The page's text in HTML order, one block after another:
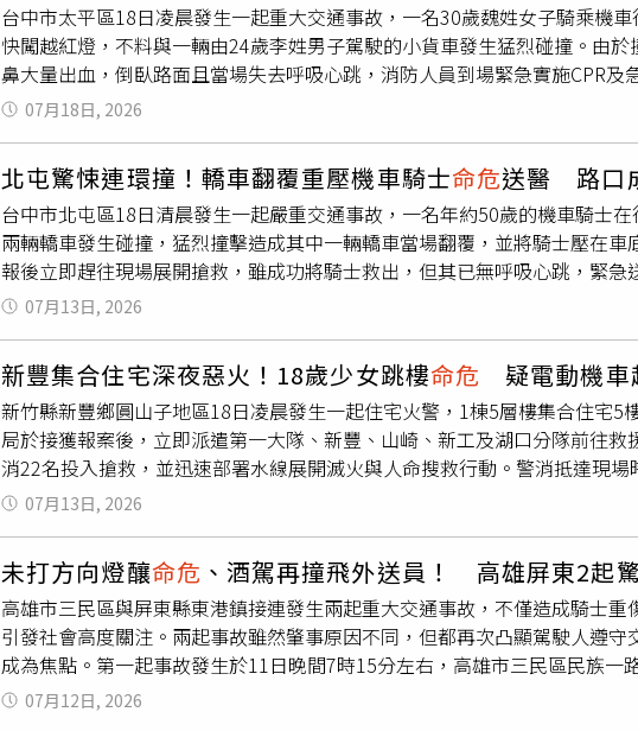
台中市太平區18日凌晨發生一起重大交通事故，一名30歲魏姓女子騎乘機
快闖越紅燈，不料與一輛由24歲李姓男子駕駛的小貨車發生猛烈碰撞。由
鼻大量出血，倒臥路面且當場失去呼吸心跳，消防人員到場緊急實施CPR
院搶救，目前仍命危
治療中，詳細事故原因仍待警方進一步調查釐清。警
騎車沿永豐路29巷往永義路方向直行，行經路口時疑似未依號誌停等，直
功將傷者送醫急救。至於李姓貨車駕駛則未受傷，警方酒測結果也確認其並
不少疑點。有目擊民眾向警方表示，魏女疑似原本已倒臥在路旁，之後又
故發生前是否已曾跌倒，或是否涉及其他因素，目前仍有待調閱路口監視
請檢察官核發抽血鑑定書，將針對魏女是否涉及酒駕、毒駕或其他影響駕
監視器畫面，完整還原事故發生經過。警方提醒，闖紅燈是造成重大交通
也不可心存僥倖違規通行。駕駛人及機車騎士都應遵守交通號誌、減速慢
事故發生風險，避免一時搶快釀成無法挽回的悲劇。
07月18日, 2026
北屯驚悚連環撞！轎車翻覆重壓機車騎士命危送醫 路口
台中市北屯區18日清晨發生一起嚴重交通事故，一名年約50歲的機車騎士
兩輛轎車發生碰撞，猛烈撞擊造成其中一輛轎車當場翻覆，並將騎士壓在
報後立即趕往現場展開搶救，雖成功將騎士救出，但其已無呼吸心跳，緊
進一步調查釐清。根據現場初步了解，事故發生後，兩輛轎車都受到嚴重
則直接翻覆，車體嚴重變形，路面散落大量車輛零件與碎片，交通一度受
車體變形受困，警消利用破壞器材展開救援，歷經一段時間後順利將其救出
接獲報案後立即派遣11名消防人員及多輛救援車輛前往現場協助救援。消防
下方，立即使用頂升設備將車輛撐起，爭分奪秒展開救援。不過，騎士被救
救，希望能爭取最後一線生機。目前警方已封鎖事故現場進行勘驗，並調
任歸屬。至於兩輛轎車是否涉及闖紅燈、超速、搶快，或其他駕駛疏失，
認。警方也呼籲，駕駛人行經路口時務必減速慢行、注意四周車況，遵守
07月13日, 2026
新豐集合住宅深夜惡火！18歲少女跳樓命危 疑電動機車
新竹縣新豐鄉圓山子地區18日凌晨發生一起住宅火警，1棟5層樓集合住宅5
局於接獲報案後，立即派遣第一大隊、新豐、山崎、新工及湖口分隊前往
消22名投入搶救，並迅速部署水線展開滅火與人命搜救行動。警消抵達現
一方面全力控制火勢，一方面逐層搜索受困住戶。火勢於凌晨2時13分順利
造成更大災情。不過，這起火警仍造成嚴重傷亡。據了解，1名18歲女子
落，當場失去生命徵象，救護人員立即於現場進行心肺復甦等急救處置，隨
危，詳細墜樓原因仍待警方進一步調查釐清。此外，現場另有5名住戶一度
數順利脫困。其中1名成人及1名嬰兒因吸入濃煙及身體不適，為求安全起見
檢查與治療，目前傷勢並無大礙。初步調查顯示，起火點疑似位於5樓，並
正起火原因仍須由消防火災調查人員進一步鑑識確認。消防局也提醒民眾
電器，避免長時間無人看管充電，同時切勿在逃生通道堆放雜物，以免火
07月13日, 2026
未打方向燈釀命危 、酒駕再撞飛外送員！ 高雄屏東2起
高雄市三民區與屏東縣東港鎮接連發生兩起重大交通事故，不僅造成騎士重
引發社會高度關注。兩起事故雖然肇事原因不同，但都再次凸顯駕駛人遵
成為焦點。第一起事故發生於11日晚間7時15分左右，高雄市三民區民族一
旅車沿民族一路北上，下民族陸橋後準備右轉九如一路，警方初步調查指
轉號誌指示通行，導致後方同向直行、22歲越南籍黎姓機車騎士閃避不及
07月12日, 2026